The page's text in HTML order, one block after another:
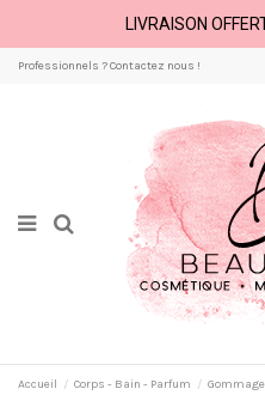
LIVRAISON
Professionnels ? Contactez nous !
Accueil Corps - Bain - Parfum